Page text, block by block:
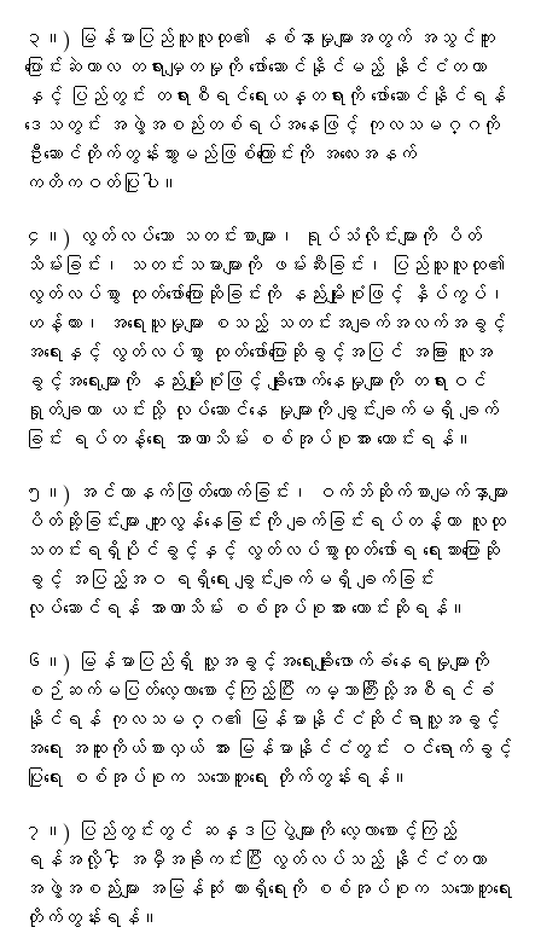
၃။) မြန်မာပြည်သူလူထု၏ နစ်နာမှုများအတွက် အသွင်ကူး
ပြောင်းဆဲကာလ တရားမျှတမှုကို ဖော်ဆောင်နိုင်မည့် နိုင်ငံတကာ
နှင့် ပြည်တွင်း တရားစီရင်ရေးယန္တရားကို ဖော်ဆောင်နိုင်ရန်
ဒေသတွင်း အဖွဲ့အစည်းတစ်ရပ်အနေဖြင့် ကုလသမဂ္ဂကို
ဦးဆောင်တိုက်တွန်းသွားမည်ဖြစ်ကြောင်းကို အလေးအနက်
ကတိကဝတ်ပြုပါ။
၄။) လွတ်လပ်သော သတင်းစာများ၊ ရုပ်သံလိုင်းများကို ပိတ်
သိမ်းခြင်း၊ သတင်းသမားများကို ဖမ်းဆီးခြင်း၊ ပြည်သူလူထု၏
လွတ်လပ်စွာ ထုတ်ဖော်ပြောဆိုခြင်းကို နည်းမျိုးစုံဖြင့် နှိပ်ကွပ်၊
ဟန့်တား၊ အရေးယူမှုများ စသည့် သတင်းအချက်အလက်အခွင့်
အရေးနှင့် လွတ်လပ်စွာ ထုတ်ဖော်ပြောဆိုခွင့်အပြင် အခြား လူအ
ခွင့်အရေးများကို နည်းမျိုးစုံဖြင့် ချိုးဖောက်နေမှုများကို တရားဝင်
ရှုတ်ချကာ ယင်းသို့ လုပ်ဆောင်နေ မှုများကို ချွင်းချက်မရှိ ချက်
ခြင်း ရပ်တန့်ရေး အာဏာသိမ်း စစ်အုပ်စုအား တောင်းရန်။
၅။) အင်တာနက်ဖြတ်တောက်ခြင်း၊ ဝက်ဘ်ဆိုက်စာမျက်နှာများ
ပိတ်ဆို့ခြင်းများ ကျူးလွန်နေခြင်းကို ချက်ခြင်းရပ်တန့်ကာ လူထု
သတင်းရရှိပိုင်ခွင့်နှင့် လွတ်လပ်စွာထုတ်ဖော်ရ ရေးသားပြောဆို
ခွင့် အပြည့်အဝ ရရှိရေး ချွင်းချက်မရှိ ချက်ခြင်း
လုပ်ဆောင်ရန် အာဏာသိမ်း စစ်အုပ်စုအား တောင်းဆိုရန်။
၆။) မြန်မာပြည်ရှိ လူ့အခွင့်အရေးချိုးဖောက်ခံနေရမှုများကို
စဉ်ဆက်မပြတ်လေ့လာစောင့်ကြည့်ပြီး ကမ္ဘာကြီးသို့အစီရင်ခံ
နိုင်ရန် ကုလသမဂ္ဂ၏ မြန်မာနိုင်ငံဆိုင်ရာလူ့အခွင့်
အရေး အထူးကိုယ်စားလှယ် အား မြန်မာနိုင်ငံတွင်း ဝင်ရောက်ခွင့်
ပြုရေး စစ်အုပ်စုက သဘောတူရေး တိုက်တွန်းရန်။
၇။) ပြည်တွင်းတွင် ဆန္ဒပြပွဲများကို လေ့လာစောင့်ကြည့်
ရန်အလို့ငှါ အမှီအခိုကင်းပြီး လွတ်လပ်သည့် နိုင်ငံတကာ
အဖွဲ့အစည်းများ အမြန်ဆုံး ထားရှိရေးကို စစ်အုပ်စုက သဘောတူရေး
တိုက်တွန်းရန်။